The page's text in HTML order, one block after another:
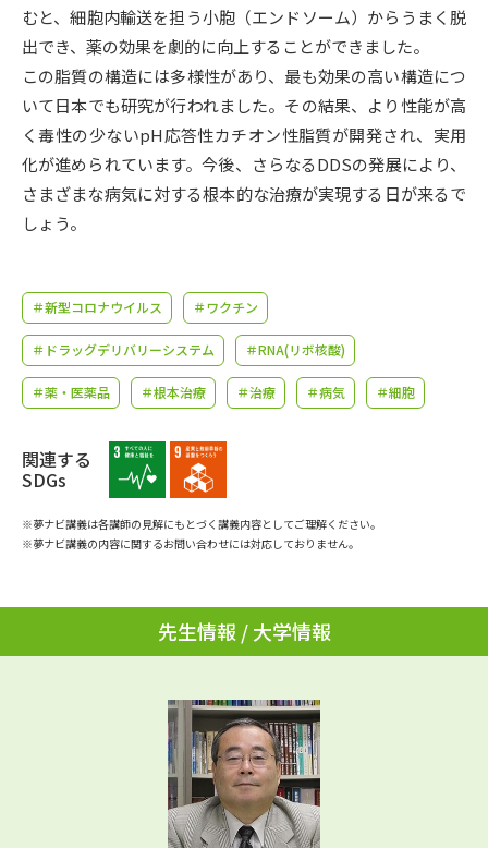
併願校選び 受験スケジュールを立てよう
先輩が入学を決めた理由 テレメール全国一斉進学調査
新生活お役立ちガイド
大学で学びたい学問発見
学問のミニ講義「夢ナビ講義」 学問分野解説
ユーザーサポート
Ｑ＆Ａ よくあるご質問 大学進学IDについて
受付内容・発送状況の確認
テレメール
テレメール進学カタログ
訂正のご案内
むと、細胞内輸送を担う小胞（エンドソーム）からうまく脱
出でき、薬の効果を劇的に向上することができました。
この脂質の構造には多様性があり、最も効果の高い構造につ
いて日本でも研究が行われました。その結果、より性能が高
く毒性の少ないpH応答性カチオン性脂質が開発され、実用
化が進められています。今後、さらなるDDSの発展により、
さまざまな病気に対する根本的な治療が実現する日が来るで
しょう。
＃新型コロナウイルス ＃ワクチン
＃ドラッグデリバリーシステム ＃RNA(リボ核酸)
＃薬・医薬品 ＃根本治療 ＃治療 ＃病気 ＃細胞
関連する
SDGs
※夢ナビ講義は各講師の見解にもとづく講義内容としてご理解ください。
※夢ナビ講義の内容に関するお問い合わせには対応しておりません。
先生情報 / 大学情報